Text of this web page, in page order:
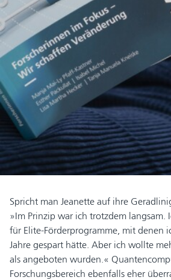
Spricht man Jeanette auf ihre
»Im Prinzip war ich trotzdem langsam.
für Elite-Förderprogramme, mit denen
Jahre gespart hätte. Aber ich wollte
als angeboten wurden.«
Forschungsbereich ebenfalls eher